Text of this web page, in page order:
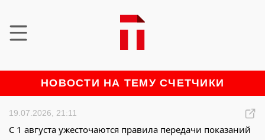
НОВОСТИ НА ТЕМУ СЧЕТЧИКИ
19.07.2026, 21:11
С 1 августа ужесточаются правила передачи показаний